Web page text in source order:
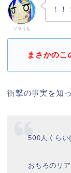
ソラりん
！！
まさかのこ
衝撃の事実を知
おちろのリ